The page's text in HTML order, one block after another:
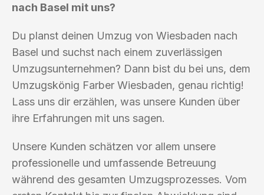
nach Basel mit uns?
Du planst deinen Umzug von Wiesbaden nach
Basel und suchst nach einem zuverlässigen
Umzugsunternehmen? Dann bist du bei uns, dem
Umzugskönig Farber Wiesbaden, genau richtig!
Lass uns dir erzählen, was unsere Kunden über
ihre Erfahrungen mit uns sagen.
Unsere Kunden schätzen vor allem unsere
professionelle und umfassende Betreuung
während des gesamten Umzugsprozesses. Vom